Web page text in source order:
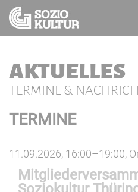
AKTUELLES
TERMINE &
TERMINE
11.09.2026, 16:00–19:00,